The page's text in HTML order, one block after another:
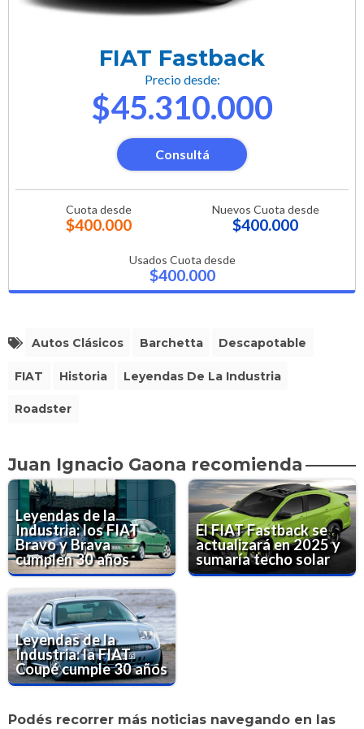
FIAT Fastback
Precio desde:
$45.310.000
Consultá
Cuota desde
$400.000
Nuevos Cuota desde
$400.000
Usados Cuota desde
$400.000
Autos Clásicos Barchetta Descapotable
FIAT Historia Leyendas De La Industria
Roadster
Juan Ignacio Gaona recomienda
Leyendas de la
Industria: los FIAT
Bravo y Brava
cumplen 30 años
El FIAT Fastback se
actualizará en 2025 y
sumaría techo solar
Leyendas de la
Industria: la FIAT
Coupé cumple 30 años
Podés recorrer más noticias navegando en las